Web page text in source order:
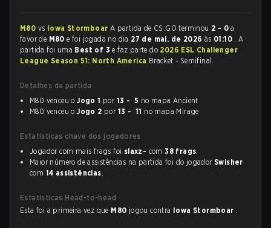
M80 vs Iowa Stormboar A partida de CS:GO terminou 2 - 0 a
favor de M80e foi jogada no dia 27 de mai. de 2026 às 01:10 . A
partida foi uma Best of 3e faz parte do 2026 ESL Challenger
League Season 51: North America Bracket - Semifinal.
Detalhes da partida
M80 venceu oJogo 1 por 13 - 5 no mapa Ancient
M80 venceu oJogo 2 por 13 - 11 no mapa Mirage
Estatísticas chave dos jogadores
Jogador com mais frags foi slaxz- com38 frags.
Maior número de assistências na partida foi do jogador Swisher
com 14 assistências.
Estatísticas Head-to-head
Esta foi a primeira vez que M80 jogou contra Iowa Stormboar .